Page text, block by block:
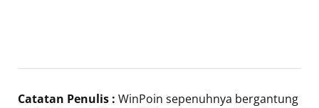
Catatan Penulis : WinPoin sepenuhnya bergantung